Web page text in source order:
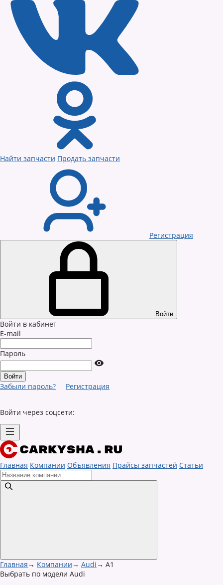
Найти запчасти Продать запчасти
Регистрация
Войти
Войти в кабинет
E-mail
Пароль
Забыли пароль? Регистрация
Войти через соцсети:
Главная Компании Объявления Прайсы запчастей Статьи
Главная→ Компании→ Audi→ A1
Выбрать по модели Audi